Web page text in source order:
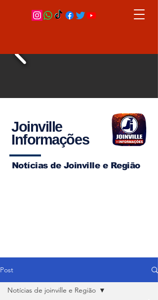
Joinville
Informações
Notícias de Joinville e Região
Post
Notícias de joinville e Região